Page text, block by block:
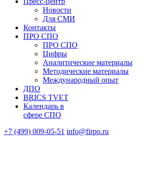
Новости
Для СМИ
Контакты
ПРО СПО
ПРО СПО
Цифры
Аналитические материалы
Методические материалы
Международный опыт
ДПО
BRICS TVET
Календарь в
сфере СПО
+7 (499) 009-05-51 info@firpo.ru